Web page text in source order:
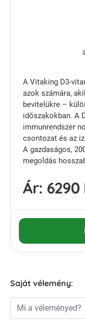
A Vitaking D3-
azok számára,
bevitelükre –
időszakokban. A
immunrendszer
csontozat és az
A gazdaságos,
megoldás
Ár: 6290
Saját vélemény:
Mi a véleményed?